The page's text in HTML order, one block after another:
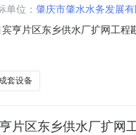
单位： 肇庆市肇水水务发展
亨片区东乡供水厂扩网工
方式：公开招标五、项目简
套设备
片区东乡供水厂扩